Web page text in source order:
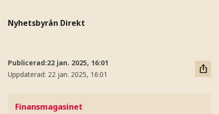
Nyhetsbyrån Direkt
Publicerad:22 jan. 2025, 16:01
Uppdaterad: 22 jan. 2025, 16:01
Finansmagasinet